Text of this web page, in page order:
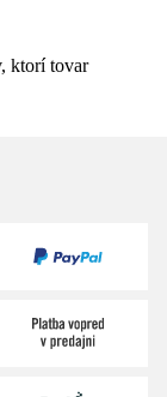
ktorí tovar